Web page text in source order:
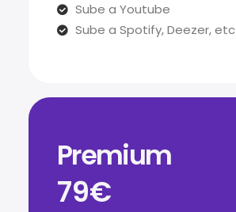
Sube a Youtube
Sube a Spotify, Deezer, etc
Premium
79€